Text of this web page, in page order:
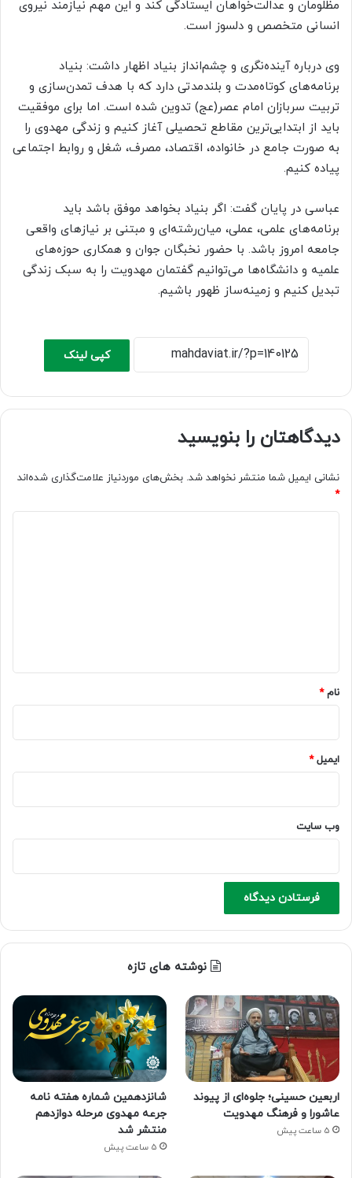
مظلومان و عدالت‌خواهان ایستادگی کند و این مهم نیازمند نیروی
انسانی متخصص و دلسوز است.
وی درباره آینده‌نگری و چشم‌انداز بنیاد اظهار داشت: بنیاد
برنامه‌های کوتاه‌مدت و بلندمدتی دارد که با هدف تمدن‌سازی و
تربیت سربازان امام عصر(عج) تدوین شده است. اما برای موفقیت
باید از ابتدایی‌ترین مقاطع تحصیلی آغاز کنیم و زندگی مهدوی را
به صورت جامع در خانواده، اقتصاد، مصرف، شغل و روابط اجتماعی
پیاده کنیم.
عباسی در پایان گفت: اگر بنیاد بخواهد موفق باشد باید
برنامه‌های علمی، عملی، میان‌رشته‌ای و مبتنی بر نیازهای واقعی
جامعه امروز باشد. با حضور نخبگان جوان و همکاری حوزه‌های
علمیه و دانشگاه‌ها می‌توانیم گفتمان مهدویت را به سبک زندگی
تبدیل کنیم و زمینه‌ساز ظهور باشیم.
کپی لینک
دیدگاهتان را بنویسید
نشانی ایمیل شما منتشر نخواهد شد. بخش‌های موردنیاز علامت‌گذاری شده‌اند
*
نام*
ایمیل*
وب‌ سایت
نوشته های تازه
اربعین حسینی؛ جلوه‌ای از پیوند
عاشورا و فرهنگ مهدویت
5 ساعت پیش
شانزدهمین شماره هفته‌ نامه
جرعه مهدوی مرحله دوازدهم
منتشر شد
5 ساعت پیش